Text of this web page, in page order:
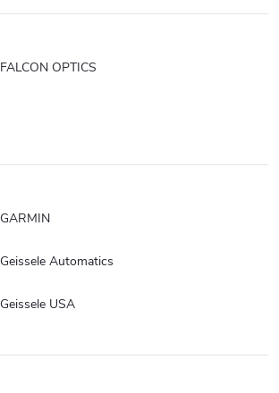
FALCON OPTICS
GARMIN
Geissele Automatics
Geissele USA